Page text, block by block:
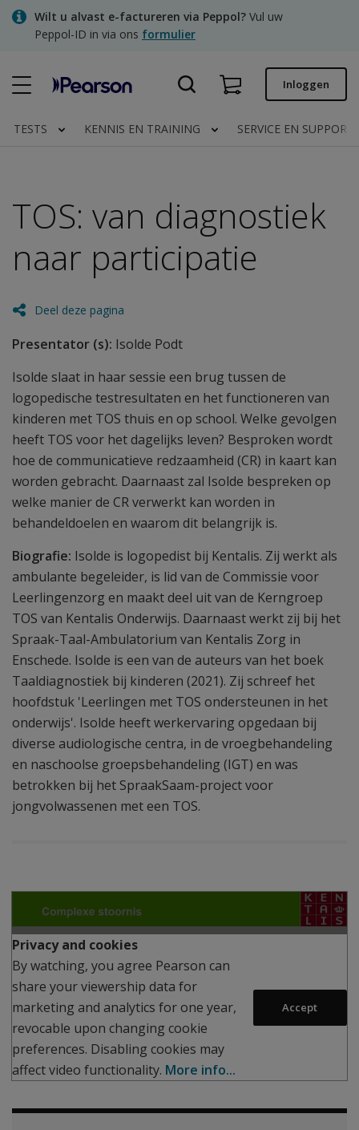
SkipWilt u alvast e-factureren via Peppol? Vul uw
Peppol-ID in via ons formulier
Snel bestellen
Clinical | NL
Inloggen
TESTS KENNIS EN TRAINING SERVICE EN SUPPORT
TOS: van diagnostiek
naar participatie
Deel deze pagina
Presentator (s): Isolde Podt
Isolde slaat in haar sessie een brug tussen de
logopedische testresultaten en het functioneren van
kinderen met TOS thuis en op school. Welke gevolgen
heeft TOS voor het dagelijks leven? Besproken wordt
hoe de communicatieve redzaamheid (CR) in kaart kan
worden gebracht. Daarnaast zal Isolde bespreken op
welke manier de CR verwerkt kan worden in
behandeldoelen en waarom dit belangrijk is.
Biografie: Isolde is logopedist bij Kentalis. Zij werkt als
ambulante begeleider, is lid van de Commissie voor
Leerlingenzorg en maakt deel uit van de Kerngroep
TOS van Kentalis Onderwijs. Daarnaast werkt zij bij het
Spraak-Taal-Ambulatorium van Kentalis Zorg in
Enschede. Isolde is een van de auteurs van het boek
Taaldiagnostiek bij kinderen (2021). Zij schreef het
hoofdstuk 'Leerlingen met TOS ondersteunen in het
onderwijs'. Isolde heeft werkervaring opgedaan bij
diverse audiologische centra, in de vroegbehandeling
en naschoolse groepsbehandeling (IGT) en was
betrokken bij het SpraakSaam-project voor
jongvolwassenen met een TOS.
Privacy and cookies
By watching, you agree Pearson can
share your viewership data for
marketing and analytics for one year,
revocable upon changing cookie
preferences. Disabling cookies may
affect video functionality. More info...
Accept